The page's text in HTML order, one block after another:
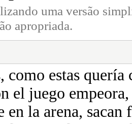
uma versão
apropriada.
como estas quería
el juego
en la arena,